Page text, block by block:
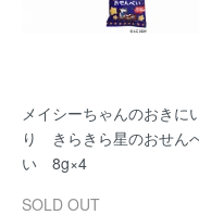
メイシーちゃんのおきに
り きらきら星のおせん
い 8g×4
SOLD OUT